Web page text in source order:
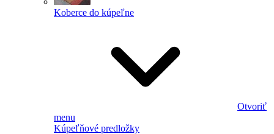
Koberce do kúpeľne
Otvoriť
menu
Kúpeľňové predložky